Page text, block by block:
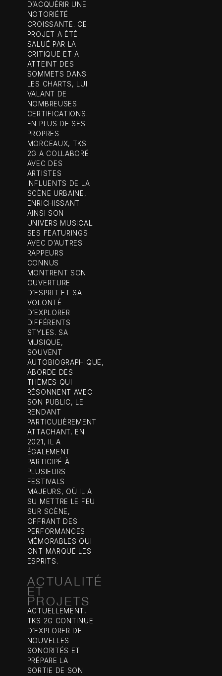
D’ACQUÉRIR UNE
NOTORIÉTÉ
CROISSANTE. CE
PROJET A ÉTÉ
SALUÉ PAR LA
CRITIQUE ET A
ATTEINT DES
SOMMETS DANS
LES CHARTS, LUI
VALANT DE
NOMBREUSES
CERTIFICATIONS.
EN PLUS DE SES
PROPRES
MORCEAUX, TKS
2G A COLLABORÉ
AVEC DES
ARTISTES
INFLUENTS DE LA
SCÈNE URBAINE,
ENRICHISSANT
AINSI SON
UNIVERS MUSICAL.
SES FEATURINGS
AVEC D’AUTRES
RAPPEURS
CONNUS
MONTRENT SON
OUVERTURE
D’ESPRIT ET SA
VOLONTÉ
D’EXPLORER
DIFFÉRENTS
STYLES. SA
MUSIQUE,
SOUVENT
AUTOBIOGRAPHIQUE,
ABORDE DES
THÈMES QUI
RÉSONNENT AVEC
SON PUBLIC, LE
RENDANT
PARTICULIÈREMENT
ATTACHANT. EN
2021, IL A
ÉGALEMENT
PARTICIPÉ À
PLUSIEURS
FESTIVALS
MAJEURS, OÙ IL A
SU METTRE LE FEU
SUR SCÈNE,
OFFRANT DES
PERFORMANCES
MÉMORABLES QUI
ONT MARQUÉ LES
ESPRITS.
ACTUALITÉ
ET
PROJETS
ACTUELLEMENT,
TKS 2G CONTINUE
D’EXPLORER DE
NOUVELLES
SONORITÉS ET
PRÉPARE LA
SORTIE DE SON